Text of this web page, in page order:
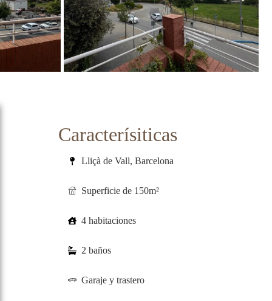
Caracterísiticas
Lliçà de Vall, Barcelona
Superficie de 150m²
4 habitaciones
2 baños
Garaje y trastero